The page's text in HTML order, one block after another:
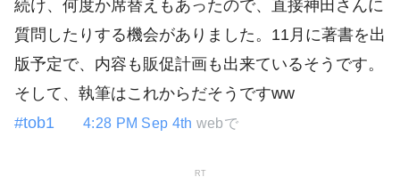
続け、何度か席替えもあったので、直接神田さんに
質問したりする機会がありました。11月に著書を出
版予定で、内容も販促計画も出来ているそうです。
そして、執筆はこれからだそうですww
#tob1
4:28 PM Sep 4th webで
RT